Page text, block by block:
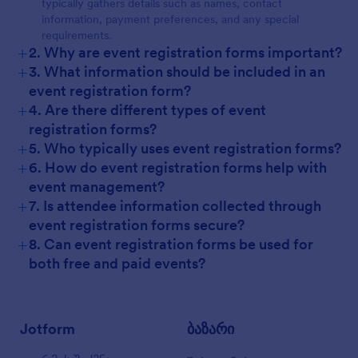
typically gathers details such as names, contact
information, payment preferences, and any special
requirements.
+2. Why are event registration forms important?
+3. What information should be included in an
event registration form?
+4. Are there different types of event
registration forms?
+5. Who typically uses event registration forms?
+6. How do event registration forms help with
event management?
+7. Is attendee information collected through
event registration forms secure?
+8. Can event registration forms be used for
both free and paid events?
Jotform ბაზარი